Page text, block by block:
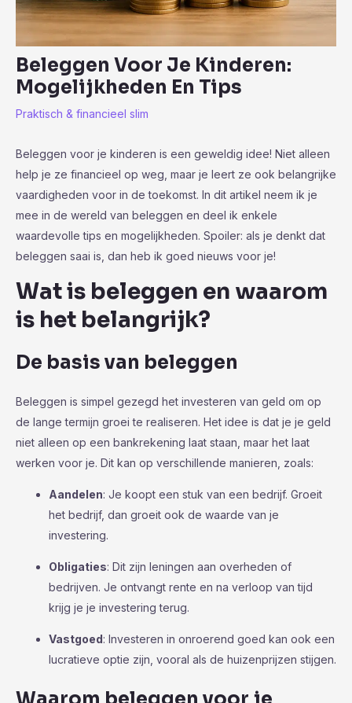
Beleggen Voor Je Kinderen:
Mogelijkheden En Tips
Praktisch & financieel slim
Beleggen voor je kinderen is een geweldig idee! Niet alleen
help je ze financieel op weg, maar je leert ze ook belangrijke
vaardigheden voor in de toekomst. In dit artikel neem ik je
mee in de wereld van beleggen en deel ik enkele
waardevolle tips en mogelijkheden. Spoiler: als je denkt dat
beleggen saai is, dan heb ik goed nieuws voor je!
Wat is beleggen en waarom
is het belangrijk?
De basis van beleggen
Beleggen is simpel gezegd het investeren van geld om op
de lange termijn groei te realiseren. Het idee is dat je je geld
niet alleen op een bankrekening laat staan, maar het laat
werken voor je. Dit kan op verschillende manieren, zoals:
Aandelen: Je koopt een stuk van een bedrijf. Groeit
het bedrijf, dan groeit ook de waarde van je
investering.
Obligaties: Dit zijn leningen aan overheden of
bedrijven. Je ontvangt rente en na verloop van tijd
krijg je je investering terug.
Vastgoed: Investeren in onroerend goed kan ook een
lucratieve optie zijn, vooral als de huizenprijzen stijgen.